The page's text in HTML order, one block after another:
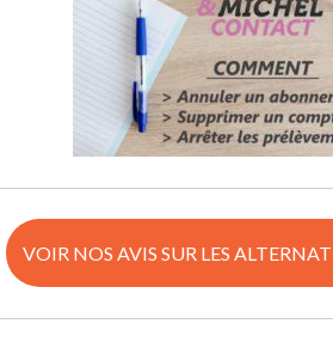
VOIR NOS AVIS SUR LES